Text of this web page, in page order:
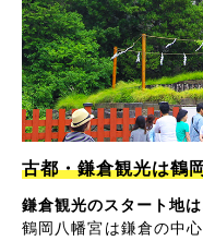
古都・鎌倉観光は鶴
鎌倉観光のスタート地
鶴岡八幡宮は鎌倉の中